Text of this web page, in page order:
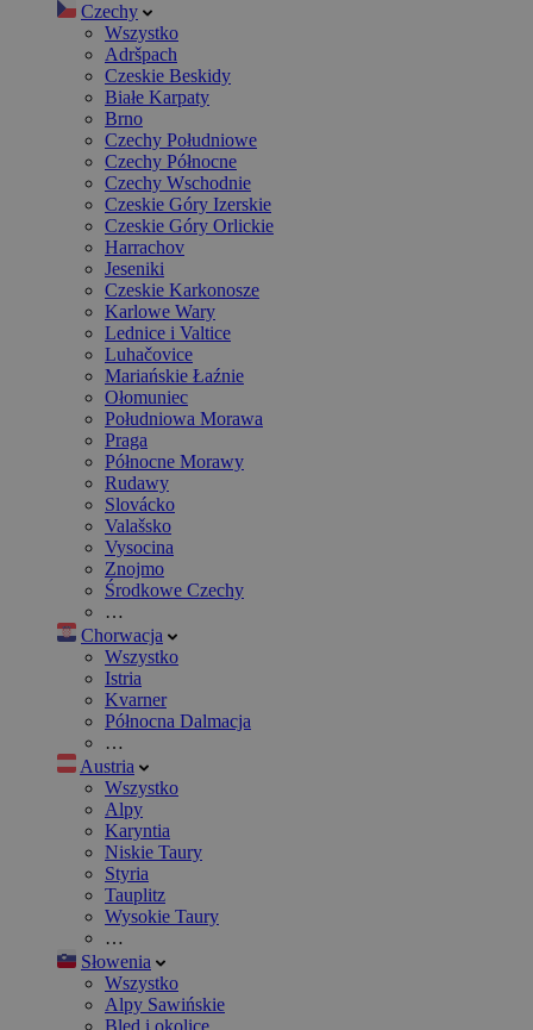
Czechy
Wszystko
Adršpach
Czeskie Beskidy
Białe Karpaty
Brno
Czechy Południowe
Czechy Północne
Czechy Wschodnie
Czeskie Góry Izerskie
Czeskie Góry Orlickie
Harrachov
Jeseniki
Czeskie Karkonosze
Karlowe Wary
Lednice i Valtice
Luhačovice
Mariańskie Łaźnie
Ołomuniec
Południowa Morawa
Praga
Północne Morawy
Rudawy
Slovácko
Valašsko
Vysocina
Znojmo
Środkowe Czechy
…
Chorwacja
Wszystko
Istria
Kvarner
Północna Dalmacja
…
Austria
Wszystko
Alpy
Karyntia
Niskie Taury
Styria
Tauplitz
Wysokie Taury
…
Słowenia
Wszystko
Alpy Sawińskie